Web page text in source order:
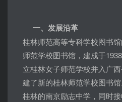
一、发展沿革
桂林师范高等专科学校图书
师范学校图书馆，建成于
立桂林女子师范学校并入广
建了新的桂林师范学校图书
桂林的南京励志中学，同时